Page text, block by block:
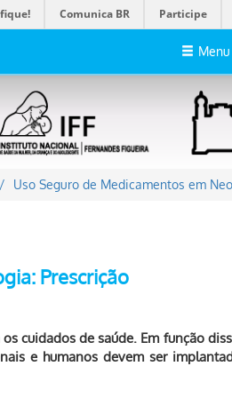
Comunica BR Participe
Uso Seguro de Medicamentos em
Prescrição
cuidados de saúde. Em função
e humanos devem ser